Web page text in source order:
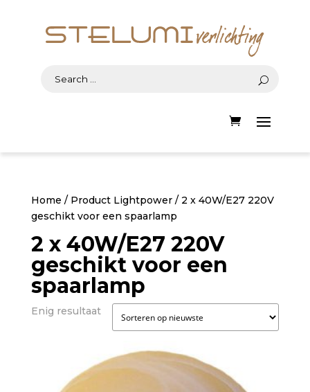
Home / Product Lightpower / 2 x 40W/E27 220V
geschikt voor een spaarlamp
2 x 40W/E27 220V
geschikt voor een
spaarlamp
Enig resultaat